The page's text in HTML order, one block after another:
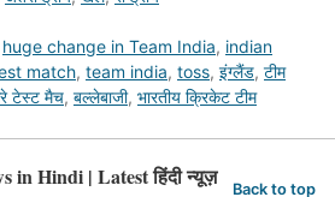
huge change in Team India, indian
match, team india, toss, इंग्लैंड, टीम
टेस्ट मैच, बल्लेबाजी, भारतीय क्रिकेट टीम
in Hindi | Latest हिंदी न्यूज़ Back to top